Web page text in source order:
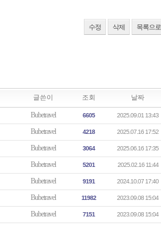
수정 삭제 목록으로
글쓴이 조회 날짜
Bubetravel 6605 2025.09.01 13:43
Bubetravel 4218 2025.07.16 17:52
Bubetravel 3064 2025.06.16 17:35
Bubetravel 5201 2025.02.16 11:44
Bubetravel 9191 2024.10.07 17:40
Bubetravel 11982 2023.09.08 15:04
Bubetravel 7151 2023.09.08 15:04